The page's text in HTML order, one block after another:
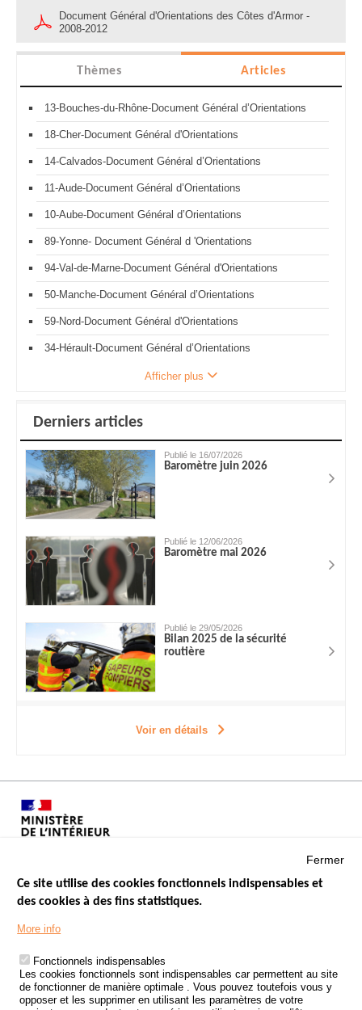
Document Général d'Orientations des Côtes d'Armor -
2008-2012
Thèmes Articles
13-Bouches-du-Rhône-Document Général d’Orientations
18-Cher-Document Général d'Orientations
14-Calvados-Document Général d’Orientations
11-Aude-Document Général d’Orientations
10-Aube-Document Général d’Orientations
89-Yonne- Document Général d 'Orientations
94-Val-de-Marne-Document Général d'Orientations
50-Manche-Document Général d’Orientations
59-Nord-Document Général d'Orientations
34-Hérault-Document Général d’Orientations
Afficher plus
Derniers articles
Publié le 16/07/2026
Baromètre juin 2026
Publié le 12/06/2026
Baromètre mai 2026
Publié le 29/05/2026
Bilan 2025 de la sécurité
routière
Voir en détails
Menu
Footer
LES SITES PUBLICS
ÉTAT DE L’INSÉCURITÉ ROUTIÈRE
TRAITEMENT DES DONNÉES PERSONNELLES DES ACCIDENTS DE
LA ROUTE
Fermer
Ce site utilise des cookies fonctionnels indispensables et
des cookies à des fins statistiques.
More info
Fonctionnels indispensables
Les cookies fonctionnels sont indispensables car permettent au site
de fonctionner de manière optimale . Vous pouvez toutefois vous y
opposer et les supprimer en utilisant les paramètres de votre